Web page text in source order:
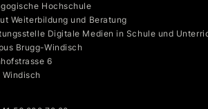
Hochschule
Weiterbildung und Beratung
Digitale Medien in Schule und
Brugg-Windisch
6
Windisch